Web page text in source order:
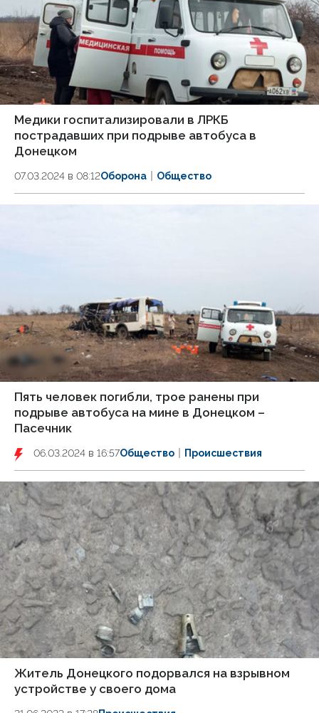
Медики госпитализировали в ЛРКБ
пострадавших при подрыве автобуса в
Донецком
07.03.2024 в 08:12Оборона Общество
Пять человек погибли, трое ранены при
подрыве автобуса на мине в Донецком –
Пасечник
06.03.2024 в 16:57Общество Происшествия
Житель Донецкого подорвался на взрывном
устройстве у своего дома